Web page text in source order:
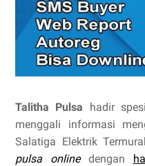
Talitha Pulsa hadir
menggali informasi
Salatiga Elektrik
pulsa onlinedengan